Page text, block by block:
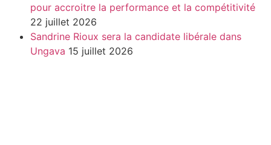
pour accroitre la performance et la compétitivité
22 juillet 2026
Sandrine Rioux sera la candidate libérale dans
Ungava 15 juillet 2026